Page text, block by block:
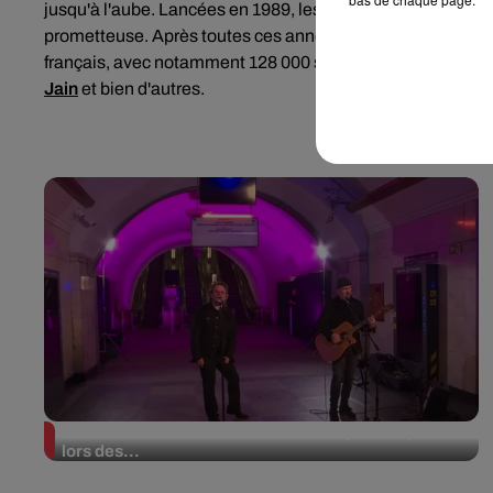
jusqu'à l'aube. Lancées en 1989, les Eurockéennes de
prometteuse. Après toutes ces années, le festival a su
français, avec notamment 128 000 spectateurs présents
Jainet bien d'autres.
lors des...